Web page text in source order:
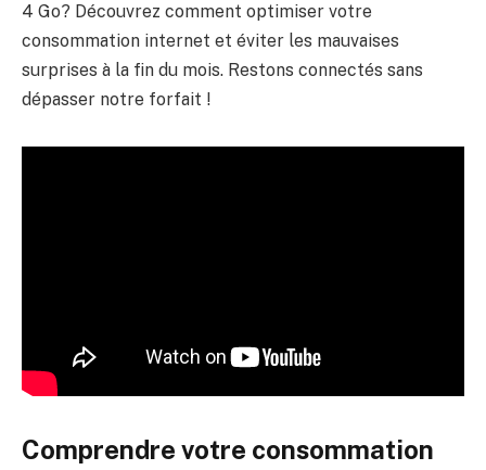
4 Go? Découvrez comment optimiser votre
consommation internet et éviter les mauvaises
surprises à la fin du mois. Restons connectés sans
dépasser notre forfait !
Comprendre votre consommation